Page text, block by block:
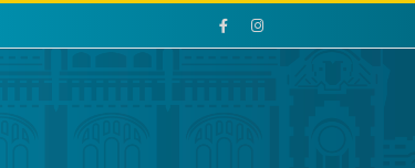
Facebook
Facebook